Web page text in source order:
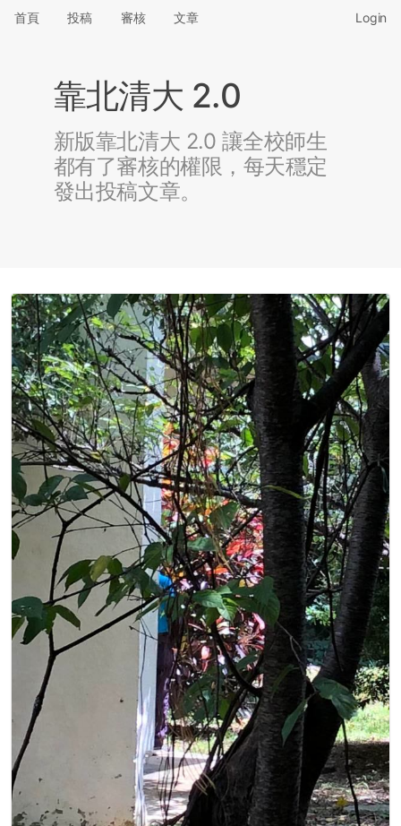
首頁 投稿 審核 文章 Login
靠北清大 2.0
新版靠北清大 2.0 讓全校師生
都有了審核的權限，每天穩定
發出投稿文章。